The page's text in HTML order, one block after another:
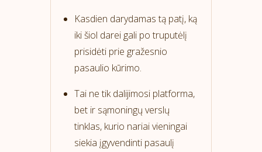
Kasdien darydamas tą patį, ką
iki šiol darei gali po truputėlį
prisidėti prie gražesnio
pasaulio kūrimo.
Tai ne tik dalijimosi platforma,
bet ir sąmoningų verslų
tinklas, kurio nariai vieningai
siekia įgyvendinti pasaulį